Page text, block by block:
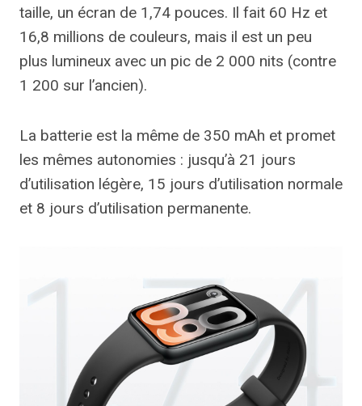
taille, un écran de 1,74 pouces. Il fait 60 Hz et
16,8 millions de couleurs, mais il est un peu
plus lumineux avec un pic de 2 000 nits (contre
1 200 sur l’ancien).
La batterie est la même de 350 mAh et promet
les mêmes autonomies : jusqu’à 21 jours
d’utilisation légère, 15 jours d’utilisation normale
et 8 jours d’utilisation permanente.